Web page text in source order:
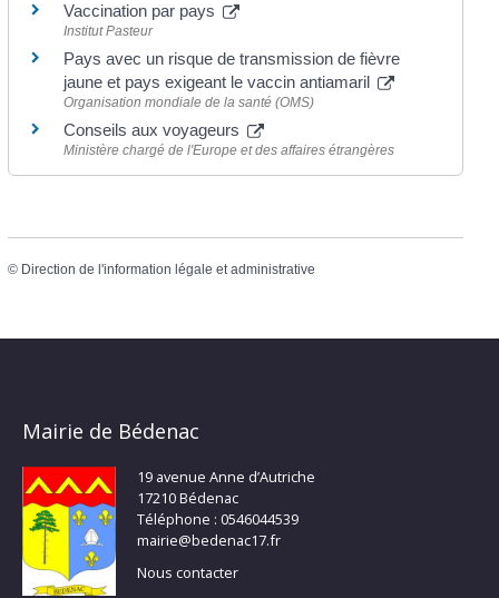
Vaccination par pays
Institut Pasteur
Pays avec un risque de transmission de fièvre
jaune et pays exigeant le vaccin antiamaril
Organisation mondiale de la santé (OMS)
Conseils aux voyageurs
Ministère chargé de l'Europe et des affaires étrangères
© Direction de l'information légale et administrative
Mairie de Bédenac
19 avenue Anne d’Autriche
17210 Bédenac
Téléphone : 0546044539
mairie@bedenac17.fr
Nous contacter